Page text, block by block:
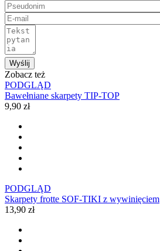
Wyślij
Zobacz też
PODGLĄD
Bawełniane skarpety TIP-TOP
9,90 zł
PODGLĄD
Skarpety frotte SOF-TIKI z wywinięciem
13,90 zł